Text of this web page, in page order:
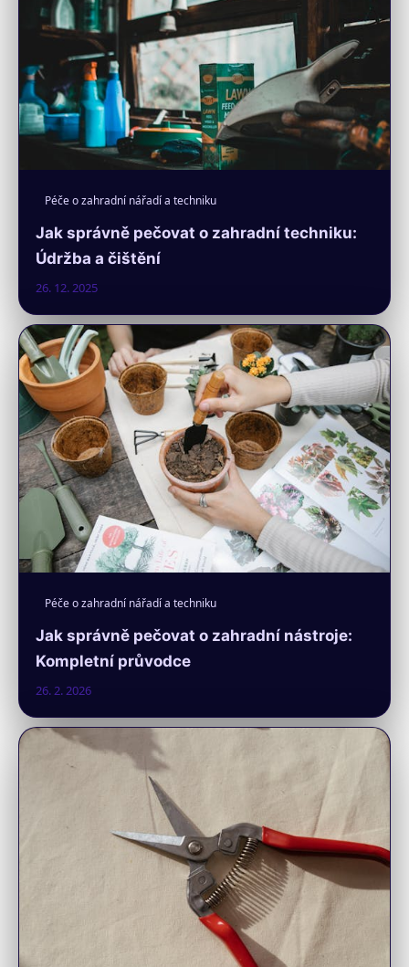
Péče o zahradní nářadí a techniku
Jak správně pečovat o zahradní techniku:
Údržba a čištění
26. 12. 2025
Péče o zahradní nářadí a techniku
Jak správně pečovat o zahradní nástroje:
Kompletní průvodce
26. 2. 2026